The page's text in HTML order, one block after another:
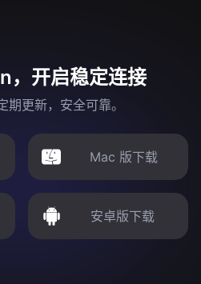
，开启稳定连接
期更新，安全可靠。
Mac 版下载
安卓版下载